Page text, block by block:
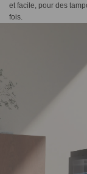
et facile, pour des
fois.